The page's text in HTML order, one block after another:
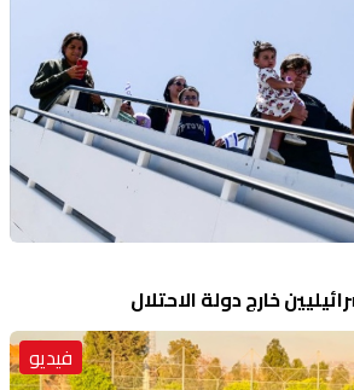
خارج دولة الاحتلال
فيديو